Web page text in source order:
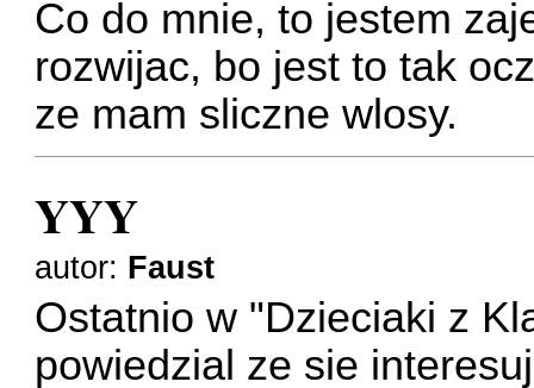
Co do mnie, to jestem
rozwijac, bo jest to tak
ze mam sliczne wlosy.
YYY
autor: Faust
Ostatnio w "Dzieciaki z
powiedzial ze sie